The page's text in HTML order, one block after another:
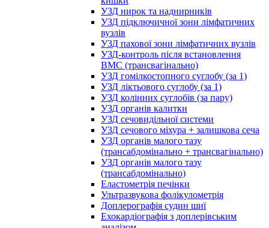
УЗД нирок та наднирників
УЗД підключичної зони лімфатичних
вузлів
УЗД пахової зони лімфатичних вузлів
УЗД-контроль після встановлення
ВМС (трансвагінально)
УЗД гомілкостопного суглобу (за 1)
УЗД ліктьового суглобу (за 1)
УЗД колінних суглобів (за пару)
УЗД органів калитки
УЗД сечовидільної системи
УЗД сечового міхура + залишкова сеча
УЗД органів малого тазу
(трансабдомінально + трансвагінально)
УЗД органів малого тазу
(трансабдомінально)
Еластометрія печінки
Ультразвукова фолікулометрія
Доплерографія судин шиї
Ехокардіографія з доплерівським